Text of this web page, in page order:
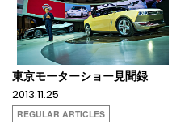
東京モーターショー見聞録
2013.11.25
REGULAR ARTICLES